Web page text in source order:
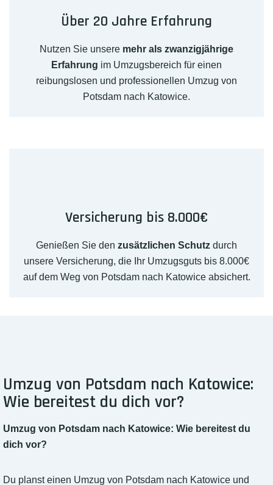
Über 20 Jahre Erfahrung
Nutzen Sie unsere mehr als zwanzigjährige
Erfahrung im Umzugsbereich für einen
reibungslosen und professionellen Umzug von
Potsdam nach Katowice.
Versicherung bis 8.000€
Genießen Sie den zusätzlichen Schutz durch
unsere Versicherung, die Ihr Umzugsguts bis 8.000€
auf dem Weg von Potsdam nach Katowice absichert.
Umzug von Potsdam nach Katowice:
Wie bereitest du dich vor?
Umzug von Potsdam nach Katowice: Wie bereitest du
dich vor?
Du planst einen Umzug von Potsdam nach Katowice und